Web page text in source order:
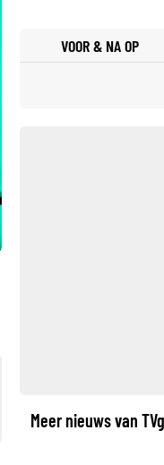
VOOR & NA OP
Meer nieuws van